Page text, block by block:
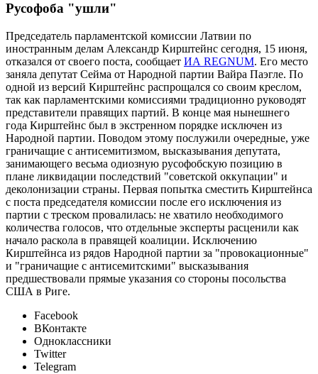
Русофоба "ушли"
Председатель парламентской комиссии Латвии по
иностранным делам Александр Кирштейнс сегодня, 15 июня,
отказался от своего поста, сообщает ИА REGNUM. Его место
заняла депутат Сейма от Народной партии Вайра Паэгле. По
одной из версий Кирштейнс распрощался со своим креслом,
так как парламентскими комиссиями традиционно руководят
представители правящих партий. В конце мая нынешнего
года Кирштейнс был в экстренном порядке исключен из
Народной партии. Поводом этому послужили очередные, уже
граничащие с антисемитизмом, высказывания депутата,
занимающего весьма одиозную русофобскую позицию в
плане ликвидации последствий "советской оккупации" и
деколонизации страны. Первая попытка сместить Кирштейнса
с поста председателя комиссии после его исключения из
партии с треском провалилась: не хватило необходимого
количества голосов, что отдельные эксперты расценили как
начало раскола в правящей коалиции. Исключению
Кирштейнса из рядов Народной партии за "провокационные"
и "граничащие с антисемитскими" высказывания
предшествовали прямые указания со стороны посольства
США в Риге.
Facebook
ВКонтакте
Одноклассники
Twitter
Telegram